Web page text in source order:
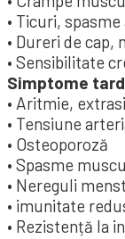
• Ticuri,
• Dureri de cap,
• Sensibilitate
Simptome
• Aritmie,
• Tensiune
• Osteoporoză
• Spasme
• Nereguli
• imunitate
• Rezistență la